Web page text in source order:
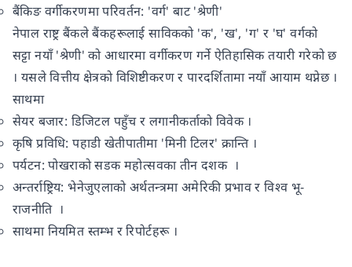
बैंकिङ वर्गीकरणमा परिवर्तन: 'वर्ग' बाट 'श्रेणी'
नेपाल राष्ट्र बैंकले बैंकहरूलाई साविकको 'क', 'ख', 'ग' र 'घ' वर्गको
सट्टा नयाँ 'श्रेणी' को आधारमा वर्गीकरण गर्ने ऐतिहासिक तयारी गरेको छ
। यसले वित्तीय क्षेत्रको विशिष्टीकरण र पारदर्शितामा नयाँ आयाम थप्नेछ ।
साथमा
सेयर बजार: डिजिटल पहुँच र लगानीकर्ताको विवेक ।
कृषि प्रविधि: पहाडी खेतीपातीमा 'मिनी टिलर' क्रान्ति ।
पर्यटन: पोखराको सडक महोत्सवका तीन दशक ।
अन्तर्राष्ट्रिय: भेनेजुएलाको अर्थतन्त्रमा अमेरिकी प्रभाव र विश्व भू-
राजनीति ।
साथमा नियमित स्तम्भ र रिपोर्टहरू ।